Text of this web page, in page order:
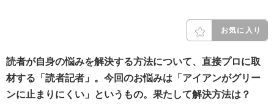
お気に入り
読者が自身の悩みを解決する方法について、直接プロに取
材する「読者記者」。今回のお悩みは「アイアンがグリー
ンに止まりにくい」というもの。果たして解決方法は？